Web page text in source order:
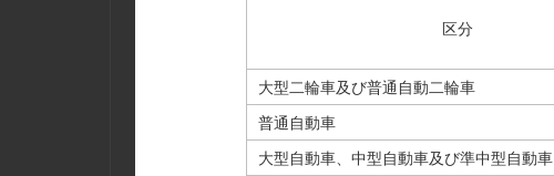
区分
大型二輪車及び普通自動二輪車
普通自動車
大型自動車、中型自動車及び準中型自動車